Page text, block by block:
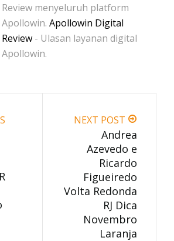
Review menyeluruh platform
Apollowin. Apollowin Digital
Review - Ulasan layanan digital
Apollowin.
NEXT POST
Andrea
Azevedo e
Ricardo
Figueiredo
Volta Redonda
RJ Dica
Novembro
Laranja